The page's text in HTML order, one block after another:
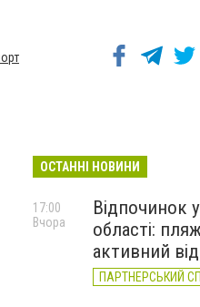
ОСТАННІ НОВИНИ
Відпочинок
області:
активний
ПАРТНЕРСЬКИЙ
17:00
Вчора